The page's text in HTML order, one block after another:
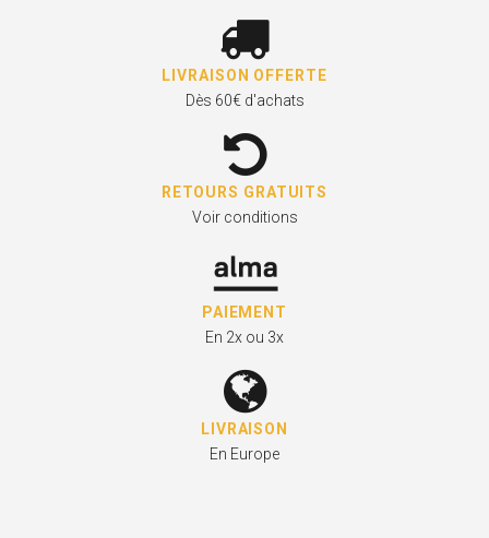
LIVRAISON OFFERTE
Dès 60€ d'achats
RETOURS GRATUITS
Voir conditions
PAIEMENT
En 2x ou 3x
LIVRAISON
En Europe